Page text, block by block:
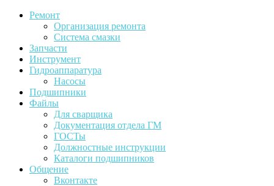
Ремонт
Организация ремонта
Система смазки
Запчасти
Инструмент
Гидроаппаратура
Насосы
Подшипники
Файлы
Для сварщика
Документация отдела ГМ
ГОСТы
Должностные инструкции
Каталоги подшипников
Общение
Вконтакте